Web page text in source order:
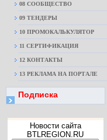
08 CООБЩЕСТВО
09 ТЕНДЕРЫ
10 ПРОМОКАЛЬКУЛЯТОР
11 СЕРТИФИКАЦИЯ
12 КОНТАКТЫ
13 РЕКЛАМА НА ПОРТАЛЕ
Подписка
Новости сайта
BTLREGION.RU